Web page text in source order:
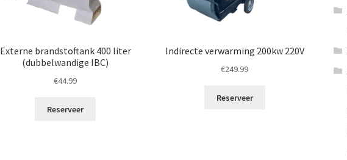
Externe brandstoftank 400 liter
(dubbelwandige IBC)
€44.99
Reserveer
Indirecte verwarming 200kw 220V
€249.99
Reserveer